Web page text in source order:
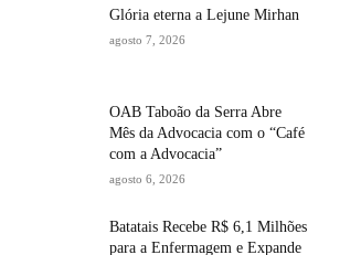
Glória eterna a Lejune Mirhan
agosto 7, 2026
OAB Taboão da Serra Abre
Mês da Advocacia com o “Café
com a Advocacia”
agosto 6, 2026
Batatais Recebe R$ 6,1 Milhões
para a Enfermagem e Expande